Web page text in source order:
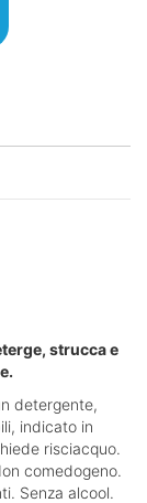
strucca e
detergente,
indicato in
risciacquo.
comedogeno.
Senza alcool.